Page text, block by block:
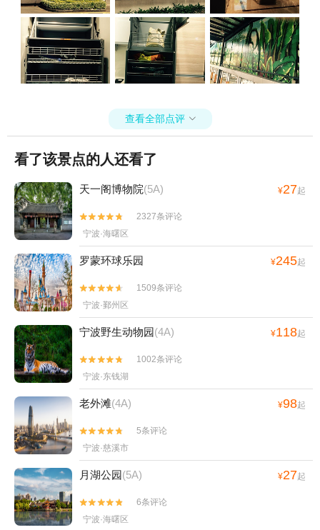
查看全部点评 
看了该景点的人还看了
天一阁博物院(5A) ¥27起


2327条评论
宁波·海曙区
罗蒙环球乐园 ¥245起


1509条评论
宁波·鄞州区
宁波野生动物园(4A) ¥118起


1002条评论
宁波·东钱湖
老外滩(4A) ¥98起


5条评论
宁波·慈溪市
月湖公园(5A) ¥27起


6条评论
宁波·海曙区